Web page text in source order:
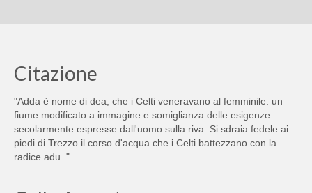
Citazione
"Adda è nome di dea, che i Celti veneravano al femminile: un
fiume modificato a immagine e somiglianza delle esigenze
secolarmente espresse dall'uomo sulla riva. Si sdraia fedele ai
piedi di Trezzo il corso d'acqua che i Celti battezzano con la
radice adu.."